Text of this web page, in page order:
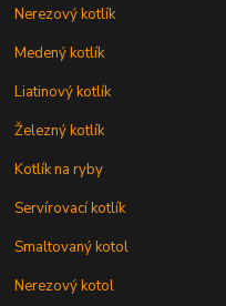
Nerezový kotlík
Medený kotlík
Liatinový kotlík
Železný kotlík
Kotlík na ryby
Servírovací kotlík
Smaltovaný kotol
Nerezový kotol